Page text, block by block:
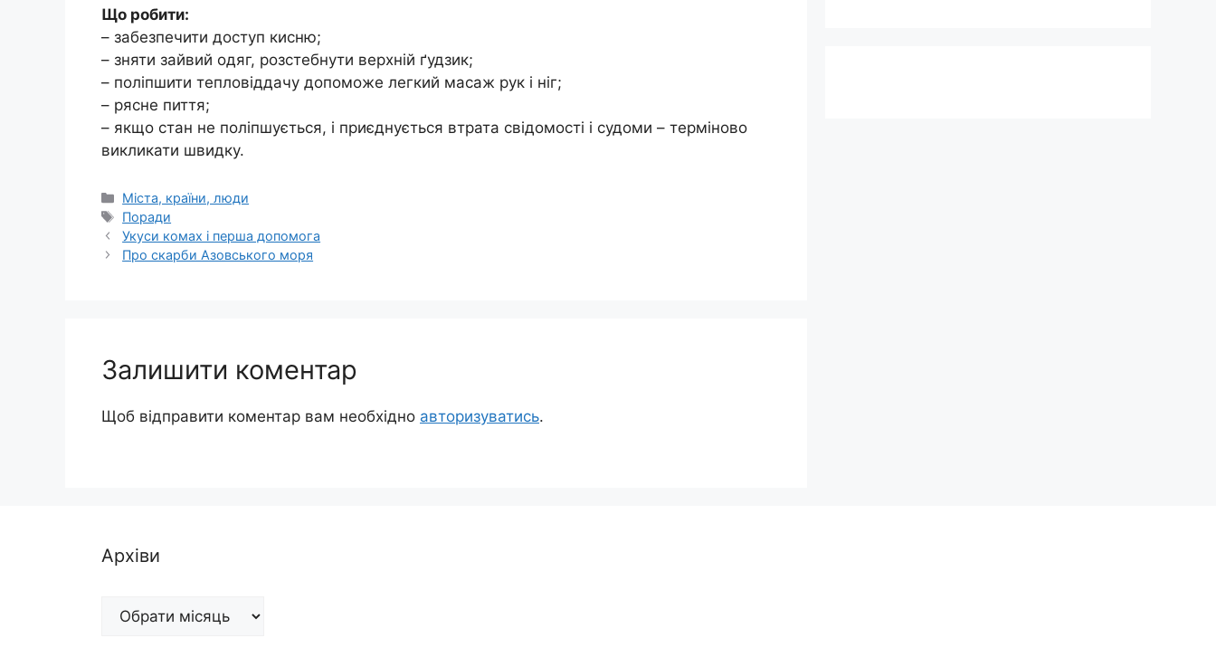
Що робити:
– забезпечити доступ кисню;
– зняти зайвий одяг, розстебнути верхній ґудзик;
– поліпшити тепловіддачу допоможе легкий масаж рук і ніг;
– рясне пиття;
– якщо стан не поліпшується, і приєднується втрата свідомості і судоми – терміново
викликати швидку.
Категорії
Міста, країни, люди
Позначки
Поради
Укуси комах і перша допомога
Про скарби Азовського моря
Залишити коментар
Щоб відправити коментар вам необхідно авторизуватись.
Архіви
Архіви